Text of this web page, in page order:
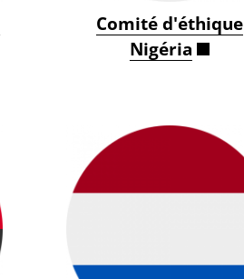
Comité d'éthique
Nigéria